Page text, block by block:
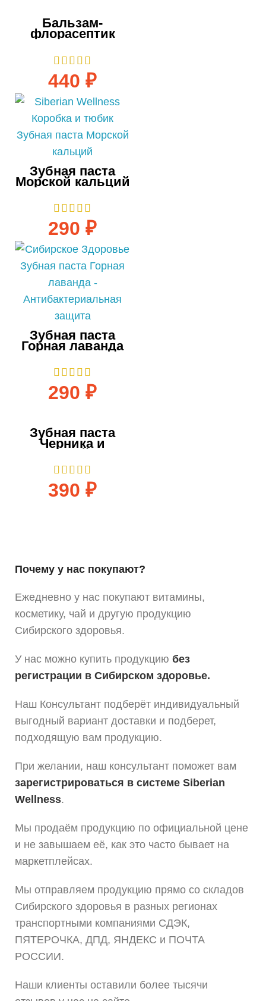
Бальзам-
флорасептик
мл
440 ₽
Зубная паста
Морской кальций
290 ₽
Зубная паста
Горная лаванда
290 ₽
Зубная паста
Черника и
Древесный уголь
75 мл
390 ₽
Почему у нас покупают?
Ежедневно у нас покупают витамины,
косметику, чай и другую продукцию
Сибирского здоровья.
У нас можно купить продукцию без
регистрации в Сибирском здоровье.
Наш Консультант подберёт индивидуальный
выгодный вариант доставки и подберет,
подходящую вам продукцию.
При желании, наш консультант поможет вам
зарегистрироваться в системе Siberian
Wellness.
Мы продаём продукцию по официальной цене
и не завышаем её, как это часто бывает на
маркетплейсах.
Мы отправляем продукцию прямо со складов
Сибирского здоровья в разных регионах
транспортными компаниями СДЭК,
ПЯТЕРОЧКА, ДПД, ЯНДЕКС и ПОЧТА
РОССИИ.
Наши клиенты оставили более тысячи